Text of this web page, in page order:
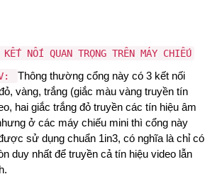
KẾT NỐI QUAN TRỌNG TRÊN MÁY CHIẾU
Thông thường cổng này có 3 kết nối
vàng, trắng (giắc màu vàng truyền tín
hai giắc trắng đỏ truyền các tín hiệu âm
ở các máy chiếu mini thì cổng này
sử dụng chuẩn 1in3, có nghĩa là chỉ có
duy nhất để truyền cả tín hiệu video lẫn